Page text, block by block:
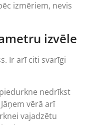
izmēriem, nevis
izvēle
Ir arī citi svarīgi
nedrīkst
vērā arī
vajadzētu